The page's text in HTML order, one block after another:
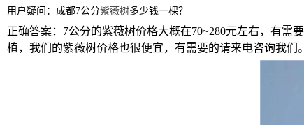
用户疑问：成都7公分紫薇树多少钱一棵？
正确答案： 7公分的紫薇树价格大概在70~280元左右，有需
植，我们的紫薇树价格也很便宜，有需要的请来电咨询我们。